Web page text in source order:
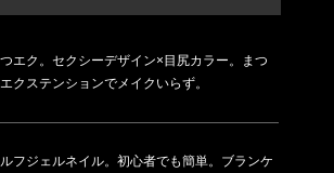
エク。セクシーデザイン×目尻カラー。まつ
クステンションでメイクいらず。
フジェルネイル。初心者でも簡単。ブランケ